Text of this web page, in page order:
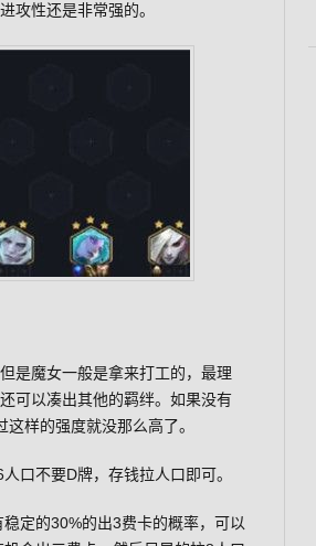
攻性还是非常强的。
是魔女一般是拿来打工的，最理
可以凑出其他的羁绊。如果没有
样的强度就没那么高了。
口不要D牌，存钱拉人口即可。
定的30%的出3费卡的概率，可以